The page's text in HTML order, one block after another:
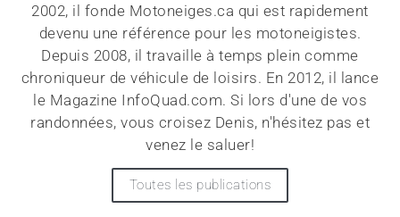
2002, il fonde Motoneiges.ca qui est rapidement
devenu une référence pour les motoneigistes.
Depuis 2008, il travaille à temps plein comme
chroniqueur de véhicule de loisirs. En 2012, il lance
le Magazine InfoQuad.com. Si lors d'une de vos
randonnées, vous croisez Denis, n'hésitez pas et
venez le saluer!
Toutes les publications